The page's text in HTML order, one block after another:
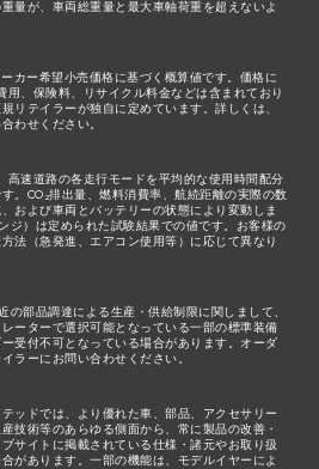
量が、車両総重量と最大車軸荷重を超えないよ
カー希望小売価格に基づく概算値です。価格に
用、保険料、リサイクル料金などは含まれており
リテイラーが独自に定めています。詳しくは、
わせください。
高速道路の各走行モードを平均的な使用時間配分
。CO₂排出量、燃料消費率、航続距離の実際の数
および車両とバッテリーの状態により変動しま
ジ）は定められた試験結果での値です。お客様の
法（急発進、エアコン使用等）に応じて異なり
の部品調達による生産・供給制限に関しまして、
ーターで選択可能となっている一部の標準装備
受付不可となっている場合があります。オーダ
ラーにお問い合わせください。
ッドでは、より優れた車、部品、アクセサリー
技術等のあらゆる側面から、常に製品の改善・
サイトに掲載されている仕様・諸元やお取り扱
があります。一部の機能は、モデルイヤーによ